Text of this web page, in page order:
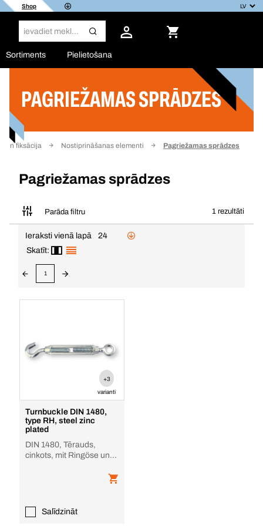
Shop
Sortiments Pielietošana
PAGRIEŽAMAS SPRĀDZES
un fiksācija Nostiprināšanas elementi Pagriežamas sprādzes
Pagriežamas sprādzes
Parāda filtru 1 rezultāti
Filtrs
Ieraksti vienā lapā
24
Skatīt:
1
+3
varianti
Turnbuckle DIN 1480,
type RH, steel zinc
plated
DIN 1480, Tērauds,
cinkots, mit Ringöse und
Salīdzināt